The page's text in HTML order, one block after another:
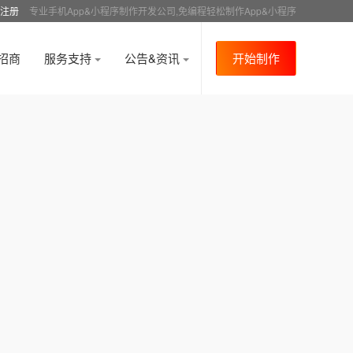
册 专业手机App&小程序制作开发公司,免编程轻松制作App&小程序
商 服务支持 公告&资讯 开始制作